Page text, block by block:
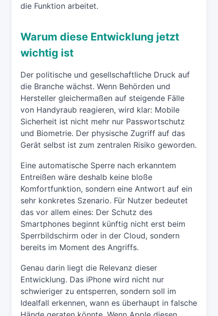
die Funktion arbeitet.
Warum diese Entwicklung jetzt
wichtig ist
Der politische und gesellschaftliche Druck auf
die Branche wächst. Wenn Behörden und
Hersteller gleichermaßen auf steigende Fälle
von Handyraub reagieren, wird klar: Mobile
Sicherheit ist nicht mehr nur Passwortschutz
und Biometrie. Der physische Zugriff auf das
Gerät selbst ist zum zentralen Risiko geworden.
Eine automatische Sperre nach erkanntem
Entreißen wäre deshalb keine bloße
Komfortfunktion, sondern eine Antwort auf ein
sehr konkretes Szenario. Für Nutzer bedeutet
das vor allem eines: Der Schutz des
Smartphones beginnt künftig nicht erst beim
Sperrbildschirm oder in der Cloud, sondern
bereits im Moment des Angriffs.
Genau darin liegt die Relevanz dieser
Entwicklung. Das iPhone wird nicht nur
schwieriger zu entsperren, sondern soll im
Idealfall erkennen, wann es überhaupt in falsche